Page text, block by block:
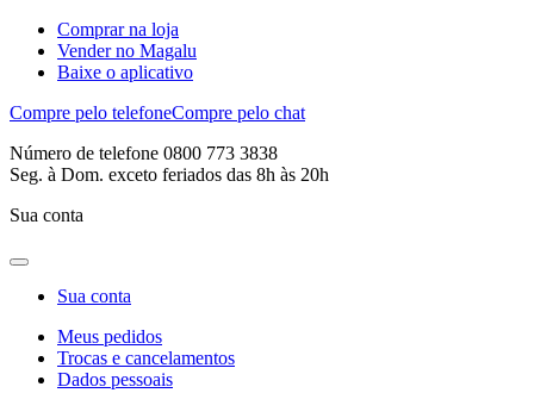
Comprar na loja
Vender no Magalu
Baixe o aplicativo
Compre pelo telefoneCompre pelo chat
Número de telefone 0800 773 3838
Seg. à Dom. exceto feriados das 8h às 20h
Sua conta
Sua conta
Meus pedidos
Trocas e cancelamentos
Dados pessoais